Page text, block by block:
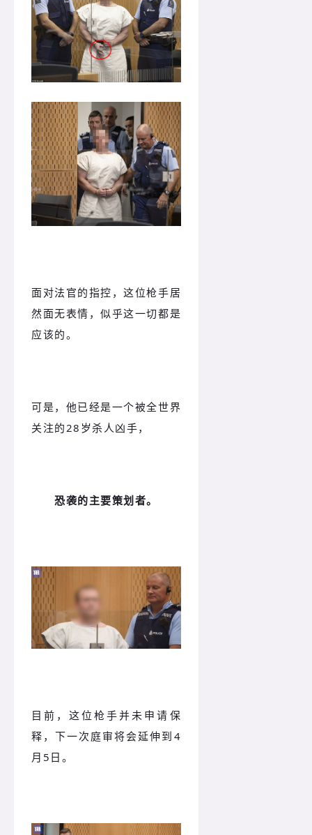
面对法官的指控，这位枪手居
然面无表情，似乎这一切都是
应该的。
可是，他已经是一个被全世界
关注的28岁杀人凶手，
恐袭的主要策划者。
目前，这位枪手并未申请保
释，下一次庭审将会延伸到4
月5日。